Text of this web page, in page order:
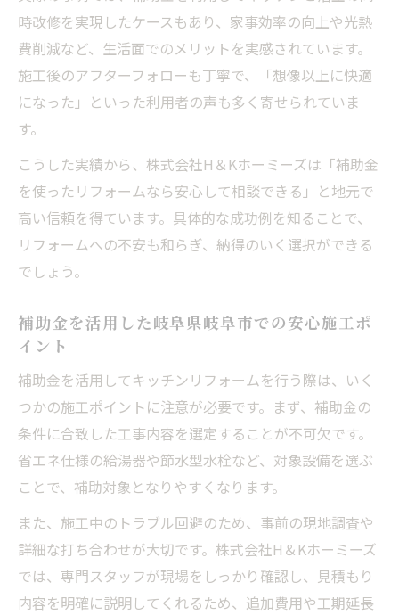
時改修を実現したケースもあり、家事効率の向上や光熱
費削減など、生活面でのメリットを実感されています。
施工後のアフターフォローも丁寧で、「想像以上に快適
になった」といった利用者の声も多く寄せられていま
す。
こうした実績から、株式会社H＆Kホーミーズは「補助金
を使ったリフォームなら安心して相談できる」と地元で
高い信頼を得ています。具体的な成功例を知ることで、
リフォームへの不安も和らぎ、納得のいく選択ができる
でしょう。
補助金を活用した岐阜県岐阜市での安心施工ポ
イント
補助金を活用してキッチンリフォームを行う際は、いく
つかの施工ポイントに注意が必要です。まず、補助金の
条件に合致した工事内容を選定することが不可欠です。
省エネ仕様の給湯器や節水型水栓など、対象設備を選ぶ
ことで、補助対象となりやすくなります。
また、施工中のトラブル回避のため、事前の現地調査や
詳細な打ち合わせが大切です。株式会社H＆Kホーミーズ
では、専門スタッフが現場をしっかり確認し、見積もり
内容を明確に説明してくれるため、追加費用や工期延長